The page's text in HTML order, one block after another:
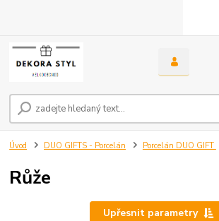
Úvod DUO GIFTS - Porcelán Porcelán DUO GIFT
Růže
Upřesnit parametry